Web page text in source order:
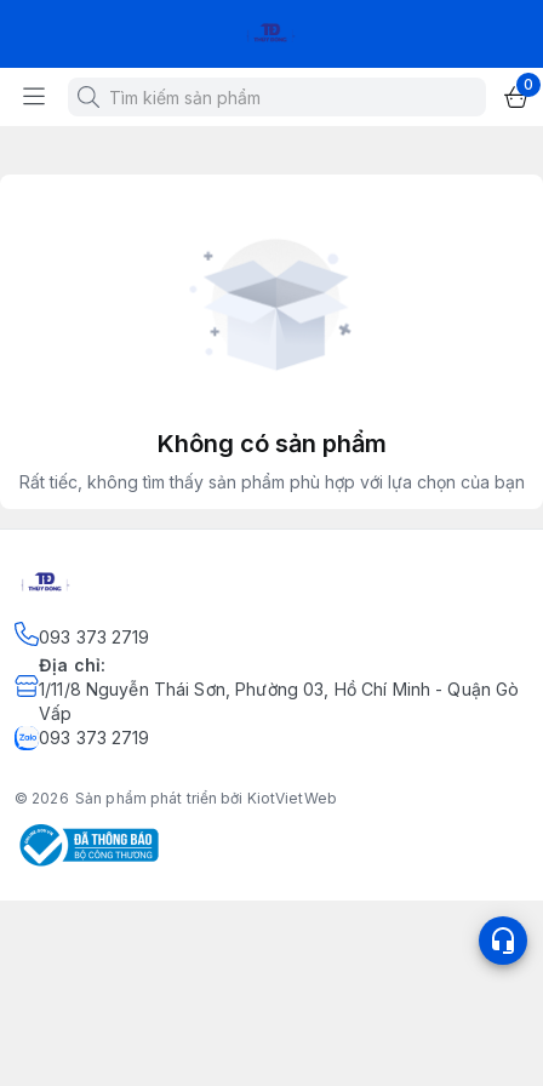
0
Không có sản phẩm
Rất tiếc, không tìm thấy sản phẩm phù hợp với lựa chọn của bạn
093 373 2719
Địa chỉ:
1/11/8 Nguyễn Thái Sơn, Phường 03, Hồ Chí Minh - Quận Gò
Vấp
093 373 2719
© 2026 Sản phẩm phát triển bởi KiotVietWeb